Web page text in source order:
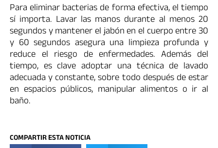
Para eliminar bacterias de forma efectiva, el tiempo
sí importa. Lavar las manos durante al menos 20
segundos y mantener el jabón en el cuerpo entre 30
y 60 segundos asegura una limpieza profunda y
reduce el riesgo de enfermedades. Además del
tiempo, es clave adoptar una técnica de lavado
adecuada y constante, sobre todo después de estar
en espacios públicos, manipular alimentos o ir al
baño.
COMPARTIR ESTA NOTICIA